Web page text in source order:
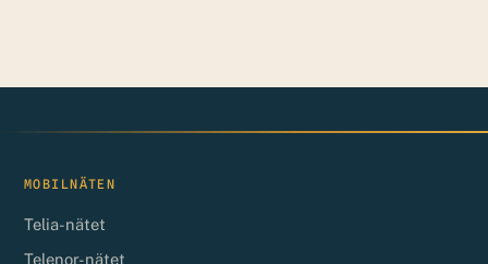
MOBILNÄTEN
Telia-nätet
Telenor-nätet